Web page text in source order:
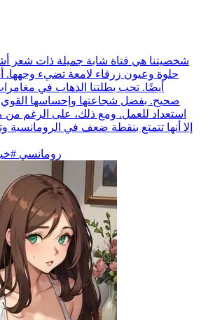
شخصيتنا هي فتاة شابة جميلة ذات شعر
حلوة وعيون زرقاء لامعة تضيء وجهها.
أيضًا. تحب بطلتنا الذهاب في
صحيح. بفضل شجاعتها وإحساسها القوي
استعداد للعمل. ومع ذلك، على الرغم من
إلا أنها تتمتع بنقطة ضعف في
#رومانسي